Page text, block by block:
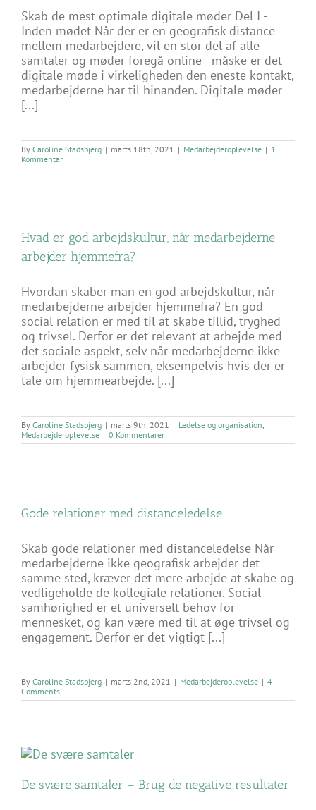
Skab de mest optimale digitale møder Del I -
Inden mødet Når der er en geografisk distance
mellem medarbejdere, vil en stor del af alle
samtaler og møder foregå online - måske er det
digitale møde i virkeligheden den eneste kontakt,
medarbejderne har til hinanden. Digitale møder
[...]
By Caroline Stadsbjerg | marts 18th, 2021 | Medarbejderoplevelse | 1
Kommentar
Hvad er god arbejdskultur, når medarbejderne
arbejder hjemmefra?
Hvordan skaber man en god arbejdskultur, når
medarbejderne arbejder hjemmefra? En god
social relation er med til at skabe tillid, tryghed
og trivsel. Derfor er det relevant at arbejde med
det sociale aspekt, selv når medarbejderne ikke
arbejder fysisk sammen, eksempelvis hvis der er
tale om hjemmearbejde. [...]
By Caroline Stadsbjerg | marts 9th, 2021 | Ledelse og organisation
Medarbejderoplevelse | 0 Kommentarer
Gode relationer med distanceledelse
Skab gode relationer med distanceledelse Når
medarbejderne ikke geografisk arbejder det
samme sted, kræver det mere arbejde at skabe og
vedligeholde de kollegiale relationer. Social
samhørighed er et universelt behov for
mennesket, og kan være med til at øge trivsel og
engagement. Derfor er det vigtigt [...]
By Caroline Stadsbjerg | marts 2nd, 2021 | Medarbejderoplevelse | 4
Comments
De svære samtaler – Brug de negative resultater